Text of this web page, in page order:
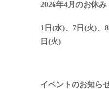
2026年4月のお休
1日(水)、7日(火)、
日(火)
イベントのお知ら